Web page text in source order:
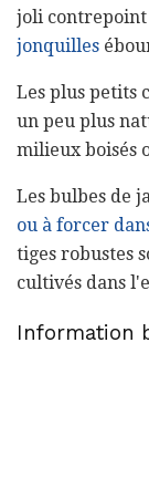
joli contrepoint
jonquilles
Les plus petits
un peu plus
milieux boisés
Les bulbes de
ou à forcer
tiges robustes
cultivés dans
Information